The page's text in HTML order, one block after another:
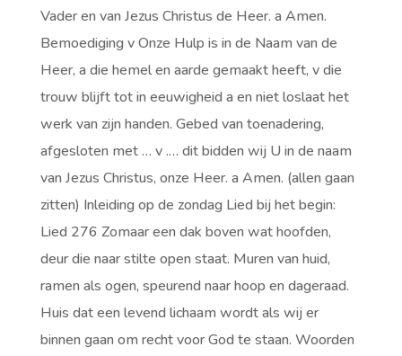
Vader en van Jezus Christus de Heer. a Amen.
Bemoediging v Onze Hulp is in de Naam van de
Heer, a die hemel en aarde gemaakt heeft, v die
trouw blijft tot in eeuwigheid a en niet loslaat het
werk van zijn handen. Gebed van toenadering,
afgesloten met … v .… dit bidden wij U in de naam
van Jezus Christus, onze Heer. a Amen. (allen gaan
zitten) Inleiding op de zondag Lied bij het begin:
Lied 276 Zomaar een dak boven wat hoofden,
deur die naar stilte open staat. Muren van huid,
ramen als ogen, speurend naar hoop en dageraad.
Huis dat een levend lichaam wordt als wij er
binnen gaan om recht voor God te staan. Woorden